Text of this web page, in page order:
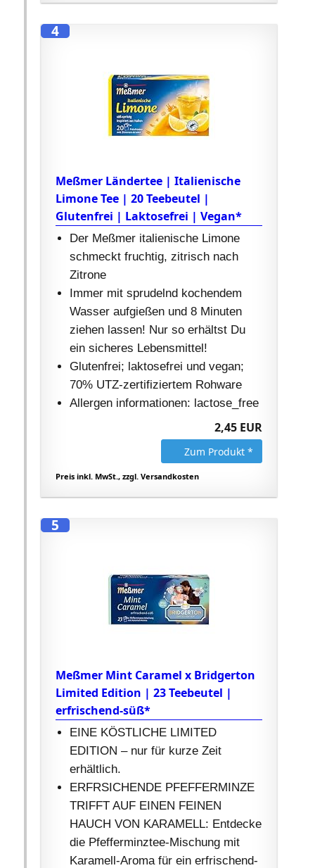
4
Meßmer Ländertee | Italienische
Limone Tee | 20 Teebeutel |
Glutenfrei | Laktosefrei | Vegan*
Der Meßmer italienische Limone
schmeckt fruchtig, zitrisch nach
Zitrone
Immer mit sprudelnd kochendem
Wasser aufgießen und 8 Minuten
ziehen lassen! Nur so erhältst Du
ein sicheres Lebensmittel!
Glutenfrei; laktosefrei und vegan;
70% UTZ-zertifiziertem Rohware
Allergen informationen: lactose_free
2,45 EUR
Zum Produkt *
Preis inkl. MwSt., zzgl. Versandkosten
5
Meßmer Mint Caramel x Bridgerton
Limited Edition | 23 Teebeutel |
erfrischend-süß*
EINE KÖSTLICHE LIMITED
EDITION – nur für kurze Zeit
erhältlich.
ERFRSICHENDE PFEFFERMINZE
TRIFFT AUF EINEN FEINEN
HAUCH VON KARAMELL: Entdecke
die Pfefferminztee-Mischung mit
Karamell-Aroma für ein erfrischend-